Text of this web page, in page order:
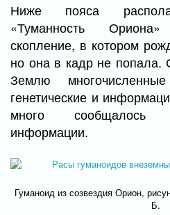
Ниже пояса
«Туманность
скопление, в котором
но она в кадр не
Землю
генетические и
много сообщалось
информации.
Гуманоид из созвездия Орион,
Б.